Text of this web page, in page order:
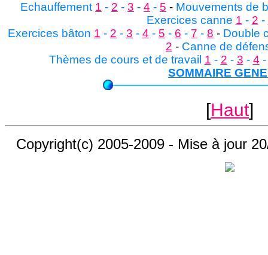
Echauffement 1 - 2 - 3 - 4 - 5 - Mouvements de
Exercices canne 1 - 2 -
Exercices bâton 1 - 2 - 3 - 4 - 5 - 6 - 7 - 8 - Double
2 - Canne de
Thèmes de cours et de travail 1 - 2 - 3 - 4
SOMMAIRE
[Haut]
Copyright(c) 2005-2009 - Mise à jour